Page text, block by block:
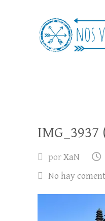
Nos
IMG_3937
porXaN
No hay